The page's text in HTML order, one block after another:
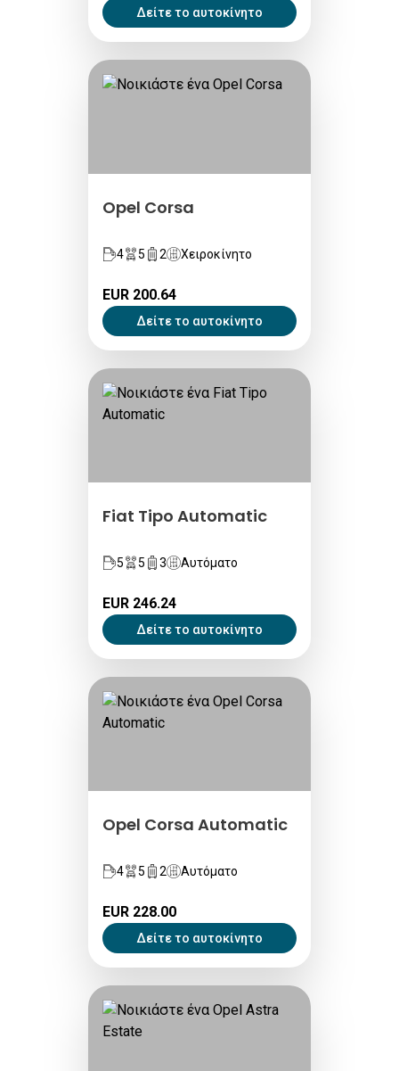
Δείτε το αυτοκίνητο
Opel Corsa
4 5 2 Χειροκίνητο
EUR 200.64
Δείτε το αυτοκίνητο
Fiat Tipo Automatic
5 5 3 Αυτόματο
EUR 246.24
Δείτε το αυτοκίνητο
Opel Corsa Automatic
4 5 2 Αυτόματο
EUR 228.00
Δείτε το αυτοκίνητο